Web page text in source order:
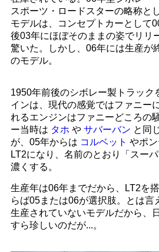
スポーツ・ロードスターの略称と
モデルは、コンセプトカーとして
後03年にほぼそのままの姿でリリ
驚いた。しかし、06年には生産が
のモデル。
1950年前後のシボレー製トラック
インは、現代の感覚ではファニー
れるエンジンはファニーどころの
ー当時は タホ や サバーバン と同
が、05年からは コルベット やポ
LT2になり、名前のとおり「スー
濃くする。
生産年は06年までだから、LT2を
らば05または06が選択肢。とは言
生産されていないモデルだから、
すら珍しいのだが...。